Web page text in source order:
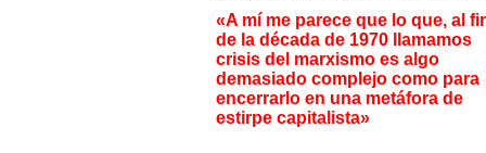
«A mí me parece que lo que, al
de la década de 1970 llamamos
crisis del marxismo es algo
demasiado complejo como para
encerrarlo en una metáfora de
estirpe capitalista»